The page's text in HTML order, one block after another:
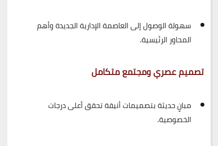
سهولة الوصول إلىالعاصمة الإدارية الجديدةوأهم
المحاور الرئيسية.
تصميم عصري ومجتمع متكامل
مبانٍ حديثة بتصميمات أنيقة تحقق أعلى درجات
الخصوصية.